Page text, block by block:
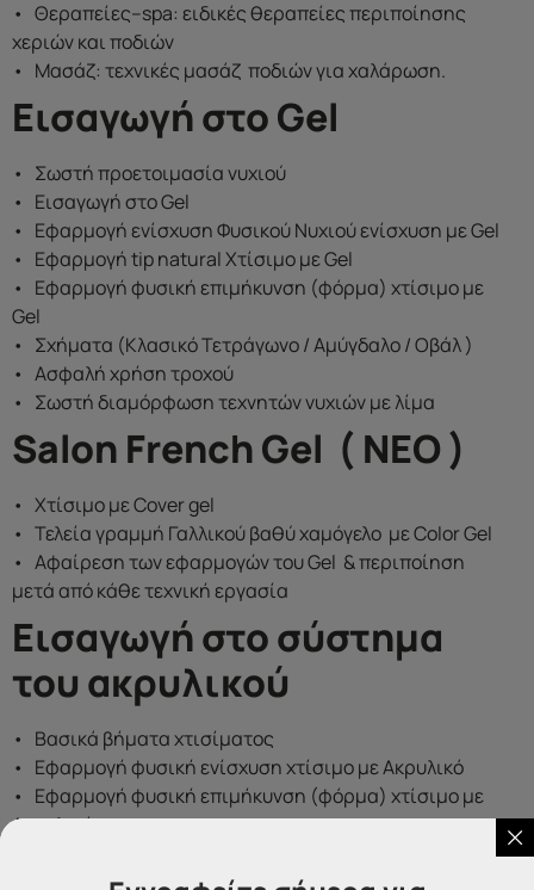
• Θεραπείες–spa: ειδικές θεραπείες περιποίησης
χεριών και ποδιών
• Μασάζ: τεχνικές μασάζ ποδιών για χαλάρωση.
Εισαγωγή στο Gel
• Σωστή προετοιμασία νυχιού
• Εισαγωγή στο Gel
• Εφαρμογή ενίσχυση Φυσικού Νυχιού ενίσχυση με Gel
• Εφαρμογή tip natural Χτίσιμο με Gel
• Εφαρμογή φυσική επιμήκυνση (φόρμα) χτίσιμο με
Gel
• Σχήματα (Κλασικό Τετράγωνο / Αμύγδαλο / Οβάλ )
• Ασφαλή χρήση τροχού
• Σωστή διαμόρφωση τεχνητών νυχιών με λίμα
Salon French Gel ( ΝΕΟ )
• Χτίσιμο με Cover gel
• Τελεία γραμμή Γαλλικού βαθύ χαμόγελο με Color Gel
• Αφαίρεση των εφαρμογών του Gel & περιποίηση
μετά από κάθε τεχνική εργασία
Εισαγωγή στο σύστημα
του ακρυλικού
• Βασικά βήματα χτισίματος
• Εφαρμογή φυσική ενίσχυση χτίσιμο με Ακρυλικό
• Εφαρμογή φυσική επιμήκυνση (φόρμα) χτίσιμο με
Ακρυλικό
• Ασφαλή χρήση τροχού